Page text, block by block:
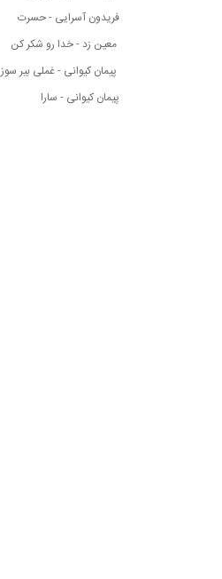
فریدون آسرایی - حسرت
معین زد - خدا رو شکر کن
پیمان کیوانی - غملی بیر سوز
پیمان کیوانی - سارا